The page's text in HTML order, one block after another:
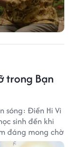
trong Bạn
sóng: Điền Hi Vi
sinh đến khi
đáng mong chờ